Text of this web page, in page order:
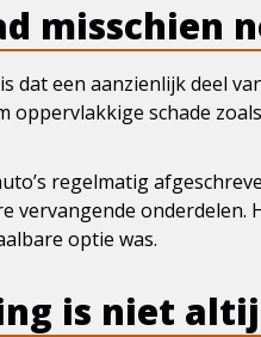
misschien
dat een aanzienlijk deel
oppervlakkige schade
regelmatig
vervangende
optie was.
is niet